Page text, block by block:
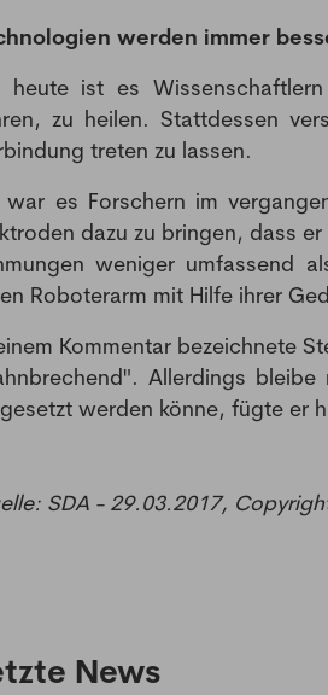
werden immer
heute ist es
zu heilen. Stattdessen
treten zu lassen.
war es Forschern im
dazu zu bringen, dass
weniger umfassend
Roboterarm mit Hilfe ihrer
Kommentar bezeichnete
Allerdings
werden könne, fügte er
SDA - 29.03.2017,
News